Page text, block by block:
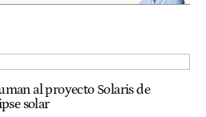
al proyecto Solaris de
solar